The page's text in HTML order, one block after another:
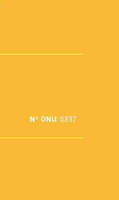
Nº ONU: 0337